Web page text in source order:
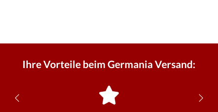
Ihre Vorteile beim Germania Versand: